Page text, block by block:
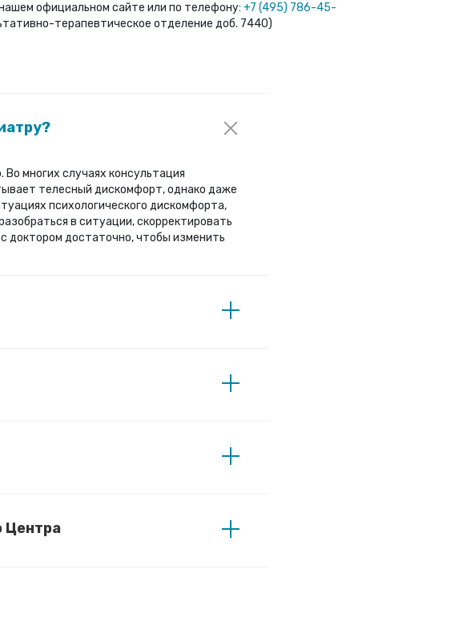
официальном сайте или по телефону: +7 (495) 786-45-
терапевтическое отделение доб. 7440)
многих случаях консультация
телесный дискомфорт, однако даже
психологического дискомфорта,
в ситуации, скорректировать
доктором достаточно, чтобы изменить
Центра